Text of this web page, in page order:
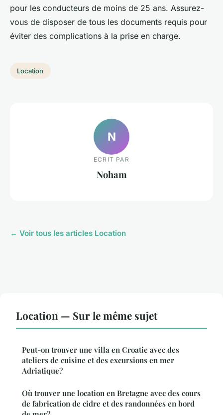
pour les conducteurs de moins de 25 ans. Assurez-
vous de disposer de tous les documents requis pour
éviter des complications à la prise en charge.
Location
N
ECRIT PAR
Noham
← Voir tous les articles Location
Location — Sur le même sujet
Peut-on trouver une villa en Croatie avec des
ateliers de cuisine et des excursions en mer
Adriatique?
Où trouver une location en Bretagne avec des cours
de fabrication de cidre et des randonnées en bord